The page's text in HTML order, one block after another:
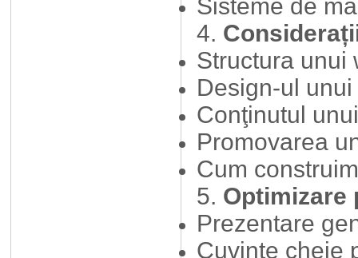
Sisteme de
4.
Structura unui
Design-ul
Conţinutul
Promovarea
Cum
5. Optimizare
Prezentare
Cuvinte cheie